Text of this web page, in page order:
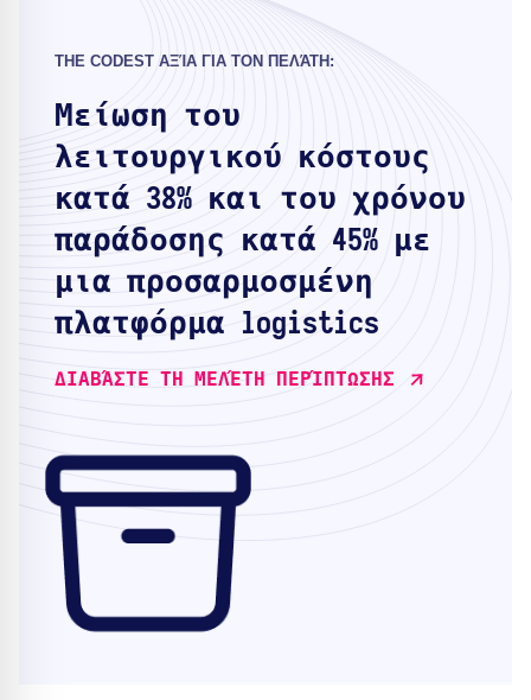
THE CODEST ΑΞΊΑ ΓΙΑ ΤΟΝ ΠΕΛΆΤΗ:
Μείωση του
λειτουργικού κόστους
κατά 38% και του χρόνου
παράδοσης κατά 45% με
μια προσαρμοσμένη
πλατφόρμα logistics
ΔΙΑΒΆΣΤΕ ΤΗ ΜΕΛΈΤΗ ΠΕΡΊΠΤΩΣΗΣ